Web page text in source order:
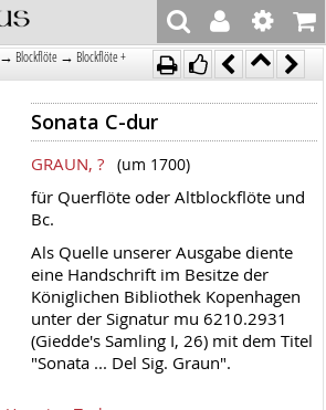
→ Blockflöte → Blockflöte +
Sonata C-dur
GRAUN, ? (um 1700)
für Querflöte oder Altblockflöte und
Bc.
Als Quelle unserer Ausgabe diente
eine Handschrift im Besitze der
Königlichen Bibliothek Kopenhagen
unter der Signatur mu 6210.2931
(Giedde's Samling I, 26) mit dem Titel
"Sonata ... Del Sig. Graun".